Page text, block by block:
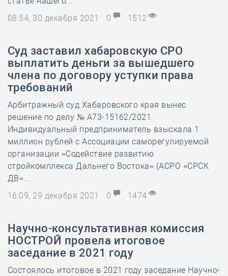
08:54, 30 декабря 2021
0 1512
Суд заставил хабаровскую СРО
выплатить деньги за вышедшего
члена по договору уступки права
требований
Арбитражный суд Хабаровского края вынес
решение по делу № А73-15162/2021.
Индивидуальный предприниматель взыскала 1
миллион рублей с Ассоциации саморегулируемой
организации «Содействие развитию
стройкомплекса Дальнего Востока» (АСРО «СРСК
ДВ»...
16:09, 29 декабря 2021
0 1474
Научно-консультативная комиссия
НОСТРОЙ провела итоговое
заседание в 2021 году
Состоялось итоговое в 2021 году заседание Научно-